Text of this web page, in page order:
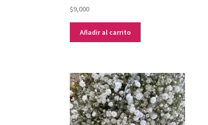
$9,000
Añadir al carrito